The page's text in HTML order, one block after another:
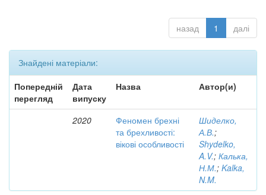
назад 1 далі
Знайдені матеріали:
Попередній
перегляд
Дата
випуску
Назва Автор(и)
2020
Феномен брехні
та брехливості:
вікові особливості
Шиделко,
А.В.;
Shydelko,
A.V.; Калька,
Н.М.; Kalka,
N.M.